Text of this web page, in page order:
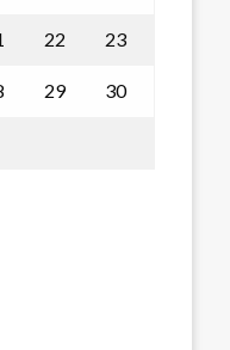
22 23
29 30